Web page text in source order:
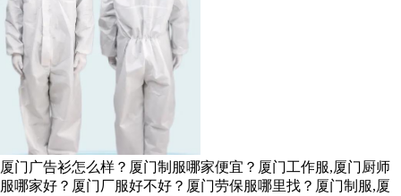
厦门广告衫怎么样？厦门制服哪家便宜？厦门工作服,厦门厨师
服哪家好？厦门厂服好不好？厦门劳保服哪里找？厦门制服,厦